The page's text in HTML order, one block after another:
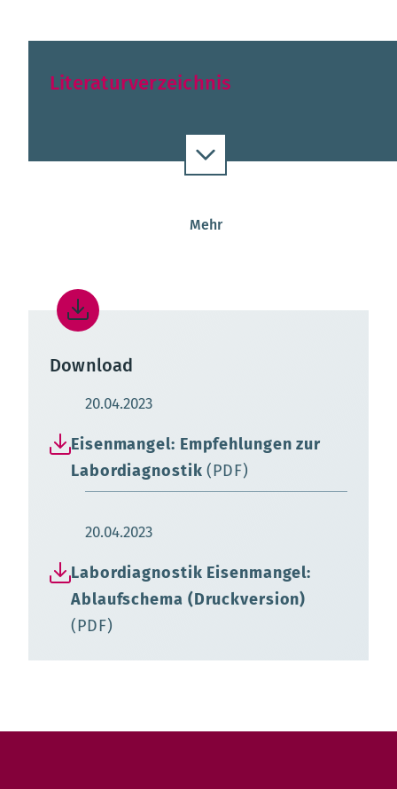
Literaturverzeichnis
Mehr
Download
Aktualisierungsdatum:
20.04.2023
Eisenmangel: Empfehlungen zur
Labordiagnostik(PDF)
Aktualisierungsdatum:
20.04.2023
Labordiagnostik Eisenmangel:
Ablaufschema (Druckversion)
(PDF)